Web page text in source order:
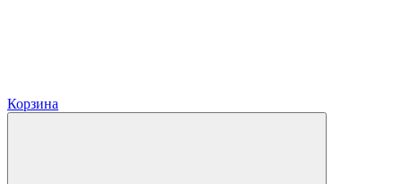
Корзина